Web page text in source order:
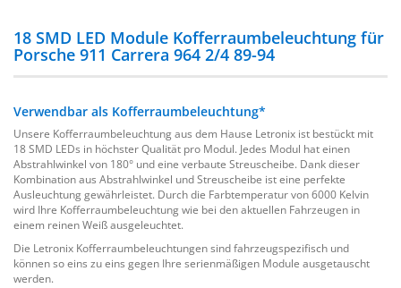
18 SMD LED Module Kofferraumbeleuchtung für
Porsche 911 Carrera 964 2/4 89-94
Verwendbar als Kofferraumbeleuchtung*
Unsere Kofferraumbeleuchtung aus dem Hause Letronix ist bestückt mit
18 SMD LEDs in höchster Qualität pro Modul. Jedes Modul hat einen
Abstrahlwinkel von 180° und eine verbaute Streuscheibe. Dank dieser
Kombination aus Abstrahlwinkel und Streuscheibe ist eine perfekte
Ausleuchtung gewährleistet. Durch die Farbtemperatur von 6000 Kelvin
wird Ihre Kofferraumbeleuchtung wie bei den aktuellen Fahrzeugen in
einem reinen Weiß ausgeleuchtet.
Die Letronix Kofferraumbeleuchtungen sind fahrzeugspezifisch und
können so eins zu eins gegen Ihre serienmäßigen Module ausgetauscht
werden.